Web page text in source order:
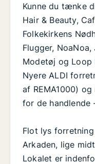
Kunne du tænke
Hair & Beauty,
Folkekirkens
Flugger,
Modetøj og
Nyere ALDI
af REMA1000)
for de handlende
Flot lys
Arkaden, lige
Lokalet er